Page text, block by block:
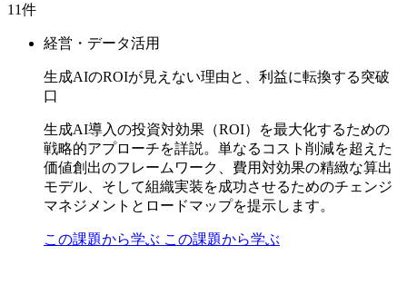
11件
経営・データ活用
生成AIのROIが見えない理由と、利益に転換する突破
口
生成AI導入の投資対効果（ROI）を最大化するための
戦略的アプローチを詳説。単なるコスト削減を超えた
価値創出のフレームワーク、費用対効果の精緻な算出
モデル、そして組織実装を成功させるためのチェンジ
マネジメントとロードマップを提示します。
この課題から学ぶ この課題から学ぶ